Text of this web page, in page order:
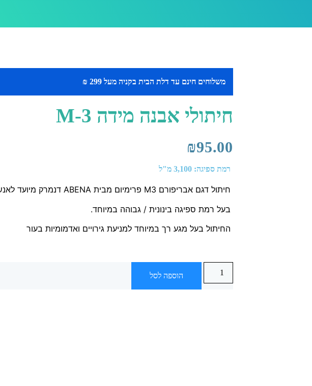
משלוחים חינם עד דלת הבית בקניה מעל 299 ₪
חיתולי אבנה מידה M-3
₪95.00
רמת ספיגה: 3,100 מ"ל
חיתול דגם אבריפורם M3 פרימיום מבית ABENA דנמרק מיועד לאנשים עם אי שליטה בסוגרים
בעל רמת ספיגה בינונית / גבוהה במיוחד.
החיתול בעל מגע רך במיוחד למניעת גירויים ואדמומיות בעור
הוספה לסל